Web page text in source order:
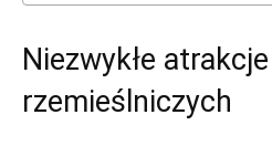
Niezwykłe⁢
⁤rzemieślniczych